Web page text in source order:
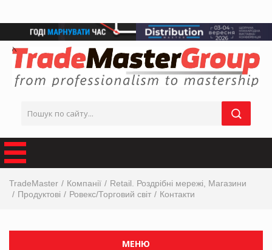
TradeMaster Компанії
Retail. Роздрібні мережі, Магазини
Продуктові
Ровекс/Торговий світ Контакти
МЕНЮ